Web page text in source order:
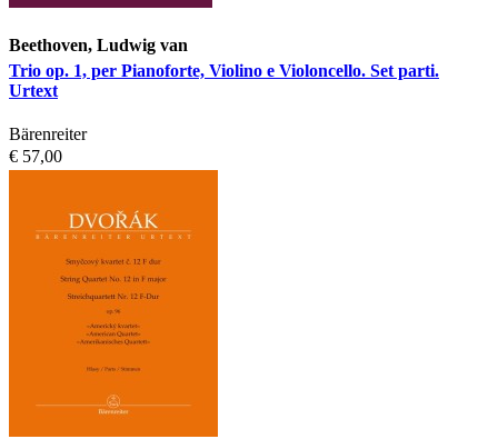
Beethoven, Ludwig van
Trio op. 1, per Pianoforte, Violino e Violoncello. Set parti.
Urtext
Bärenreiter
€ 57,00